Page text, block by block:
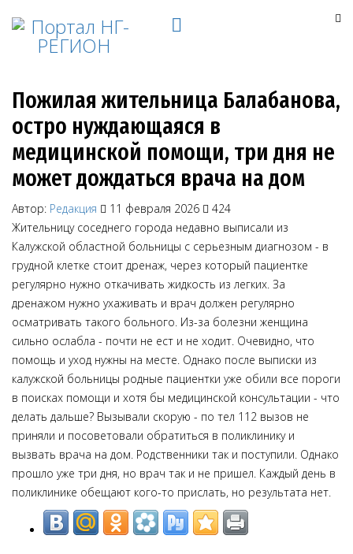
Пожилая жительница Балабанова,
остро нуждающаяся в
медицинской помощи, три дня не
может дождаться врача на дом
Автор: Редакция 11 февраля 2026
424
Жительницу соседнего города недавно выписали из
Калужской областной больницы с серьезным диагнозом - в
грудной клетке стоит дренаж, через который пациентке
регулярно нужно откачивать жидкость из легких. За
дренажом нужно ухаживать и врач должен регулярно
осматривать такого больного. Из-за болезни женщина
сильно ослабла - почти не ест и не ходит. Очевидно, что
помощь и уход нужны на месте. Однако после выписки из
калужской больницы родные пациентки уже обили все пороги
в поисках помощи и хотя бы медицинской консультации - что
делать дальше? Вызывали скорую - по тел 112 вызов не
приняли и посоветовали обратиться в поликлинику и
вызвать врача на дом. Родственники так и поступили. Однако
прошло уже три дня, но врач так и не пришел. Каждый день в
поликлинике обещают кого-то прислать, но результата нет.